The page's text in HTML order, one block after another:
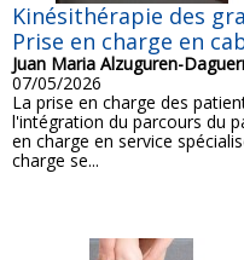
Kinésithérapie des
Prise en charge en
Juan Maria Alzuguren-
07/05/2026
La prise en charge des
l'intégration du parcours du
en charge en service
charge se...